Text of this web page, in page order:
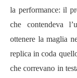
la performance: il
che contendeva
ottenere la maglia
replica in coda
che correvano in